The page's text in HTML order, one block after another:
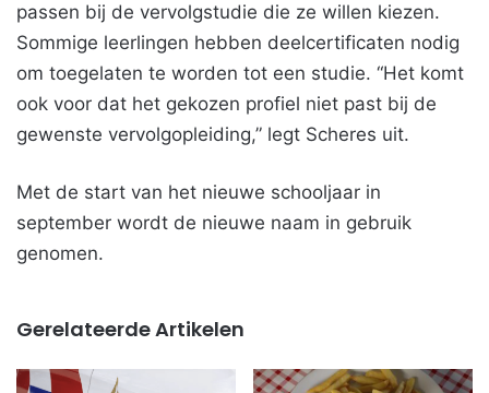
passen bij de vervolgstudie die ze willen kiezen.
Sommige leerlingen hebben deelcertificaten nodig
om toegelaten te worden tot een studie. “Het komt
ook voor dat het gekozen profiel niet past bij de
gewenste vervolgopleiding,” legt Scheres uit.
Met de start van het nieuwe schooljaar in
september wordt de nieuwe naam in gebruik
genomen.
Gerelateerde Artikelen